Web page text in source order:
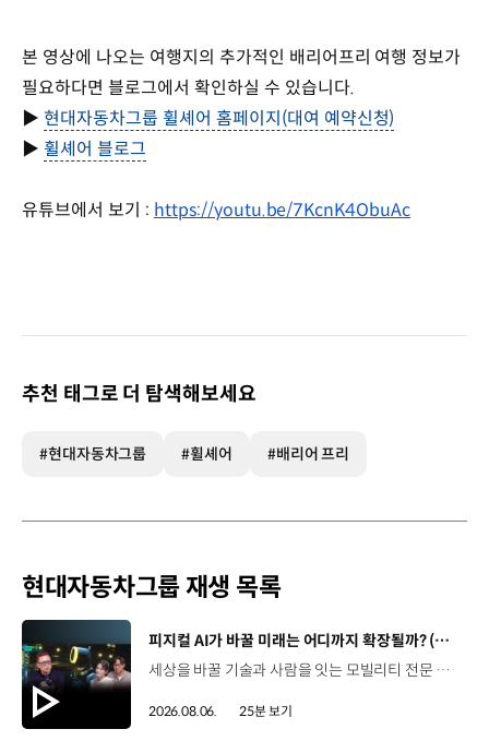
본 영상에 나오는 여행지의 추가적인 배리어프리 여행 정보가
필요하다면 블로그에서 확인하실 수 있습니다.
▶ 현대자동차그룹 휠셰어 홈페이지(대여 예약신청)
▶ 휠셰어 블로그
유튜브에서 보기 : https://youtu.be/7KcnK4ObuAc
추천 태그로 더 탐색해보세요
#현대자동차그룹 #휠셰어 #배리어 프리
현대자동차그룹 재생 목록
[동영상]
피지컬 AI가 바꿀 미래는 어디까지 확장될까? (with 카이스트 김대식 교수) | 현대진행형 팟캐스트 EP. 22
세상을 바꿀 기술과 사람을 잇는 모빌리티 전문 팟캐스트, 현대진행형. 🔊과학커뮤니케이터 이독실, 여도은 앵커‬,그리고 카이스트 김대식 교수와 함께했습니다. 이제는 AI가 물건을 옮기고, 사람을 돕고, 함께 일하는 시대! 스물두 번째 에피소드에서는 몸을 가진 AI, ‘피지컬 AI’를 주제로휴머노이드가 사람을 닮은 이유부터 산업과 일상에 가져올 변화,그리고 현대자동차그룹이 준비하는 피지컬 AI의 미래까지 이야기합니다. 화면 밖을 나와 몸을 갖게 된 AI, 우리의 일상은 어떻게 달라질까요?현대진행형 22편에서 확인해 보세요. 현대진행형 팟빵 ▶현대진행형 애플 팟캐스트 ▶현대진행형 스포티파이 ▶ 00:00 하이라이트00:37 출연진 소개01:00 몸을 가진 AI, 피지컬 AI란?01:31 10년 만에 달라진 휴머노이드 기술02:42 도구로 능력을 확장해 온 인간04:51 인간의 의지까지 확장하는 AI05:30 휴머노이드는 왜 사람을 닮았을까?07:18 휴머노이드 개발에 남은 가장 큰 과제07:31 인간의 손과 다른 아틀라스의 손08:36 피지컬 AI가 가장 먼저 필요한 분야09:32 AI 시대, 노동의 의미는 달라질까?12:13 아직 1%도 시작하지 않은 피지컬 AI16:28 현대자동차그룹이 준비해 온 피지컬 AI17:31 미래 모빌리티는 어떤 모습일까?19:14 현대자동차그룹이 가진 풀스택 경쟁력20:10 피지컬 AI의 성능을 결정하는 모션 데이터22:49 휴머노이드와 함께 일하는 시대23:51 클로징 *본 영상에 포함된 참여자의 의견은 현대자동차그룹의 공식 입장과 다를 수 있습니다. #현대자동차그룹 #현대진행형 #모빌리티팟캐스트 #피지컬AI #휴머노이드 #보스턴다이나믹스 #아틀라스 #미래모빌리티 #모빌리티 #팟캐스트
2026.08.06. 25분 보기